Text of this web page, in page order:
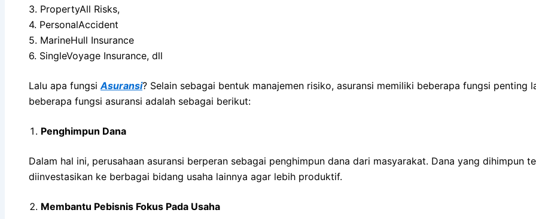
3. PropertyAll Risks,
4. PersonalAccident
5. MarineHull Insurance
6. SingleVoyage Insurance, dll
Lalu apa fungsi Asuransi? Selain sebagai bentuk manajemen risiko, asuransi memiliki beberapa fungsi penting
beberapa fungsi asuransi adalah sebagai berikut:
Penghimpun Dana
Dalam hal ini, perusahaan asuransi berperan sebagai penghimpun dana dari masyarakat. Dana yang dihimpun
diinvestasikan ke berbagai bidang usaha lainnya agar lebih produktif.
Membantu Pebisnis Fokus Pada Usaha